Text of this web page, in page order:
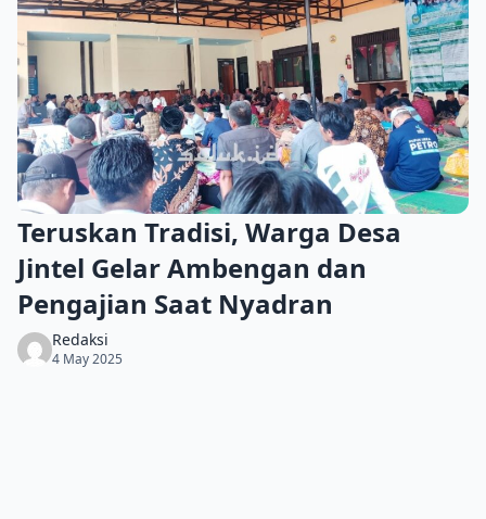
Teruskan Tradisi, Warga Desa
Jintel Gelar Ambengan dan
Pengajian Saat Nyadran
Redaksi
4 May 2025